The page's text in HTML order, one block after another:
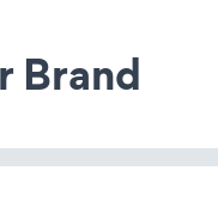
Brand